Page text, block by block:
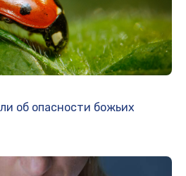
об опасности божьих